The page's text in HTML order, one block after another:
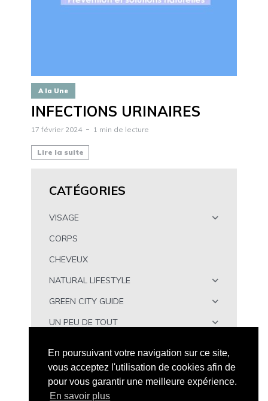
A la Une
INFECTIONS URINAIRES
17 février 2024 1 min de lecture
Lire la suite
CATÉGORIES
VISAGE
CORPS
CHEVEUX
NATURAL LIFESTYLE
GREEN CITY GUIDE
UN PEU DE TOUT
En poursuivant votre navigation sur ce site,
vous acceptez l'utilisation de cookies afin de
pour vous garantir une meilleure expérience.
En savoir plus